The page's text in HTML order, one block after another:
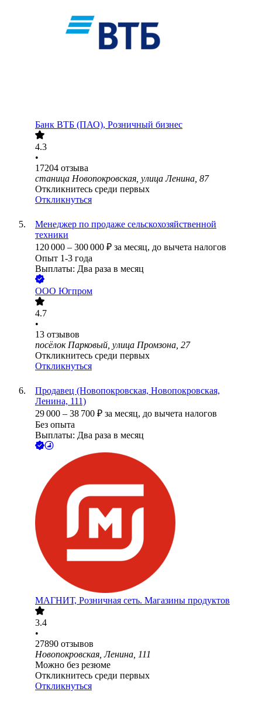
Банк ВТБ (ПАО), Розничный бизнес
4.3
•
17204 отзыва
станица Новопокровская, улица Ленина, 87
Откликнитесь среди первых
Откликнуться
Менеджер по продаже сельскохозяйственной
техники
120 000 – 300 000 ₽ за месяц, до вычета налогов
Опыт 1-3 года
Выплаты: Два раза в месяц
ООО Югпром
4.7
•
13 отзывов
посёлок Парковый, улица Промзона, 27
Откликнитесь среди первых
Откликнуться
Продавец (Новопокровская, Новопокровская,
Ленина, 111)
29 000 – 38 700 ₽ за месяц, до вычета налогов
Без опыта
Выплаты: Два раза в месяц
МАГНИТ, Розничная сеть. Магазины продуктов
3.4
•
27890 отзывов
Новопокровская, Ленина, 111
Можно без резюме
Откликнитесь среди первых
Откликнуться